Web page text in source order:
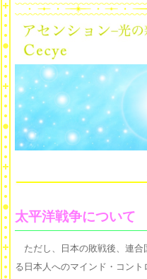
太平洋戦争について
ただし、日本の敗戦後、連合
る日本人へのマインド・コン